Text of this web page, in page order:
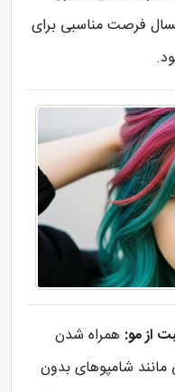
فرصت مناسبی برای
از مو: همراه شدن
شامپوهای بدون